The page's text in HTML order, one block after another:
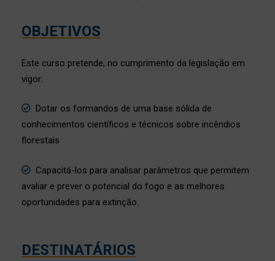
OBJETIVOS
Este curso pretende, no cumprimento da legislação em
vigor:
Dotar os formandos de uma base sólida de
conhecimentos científicos e técnicos sobre incêndios
florestais
Capacitá-los para analisar parâmetros que permitem
avaliar e prever o potencial do fogo e as melhores
oportunidades para extinção.
DESTINATÁRIOS